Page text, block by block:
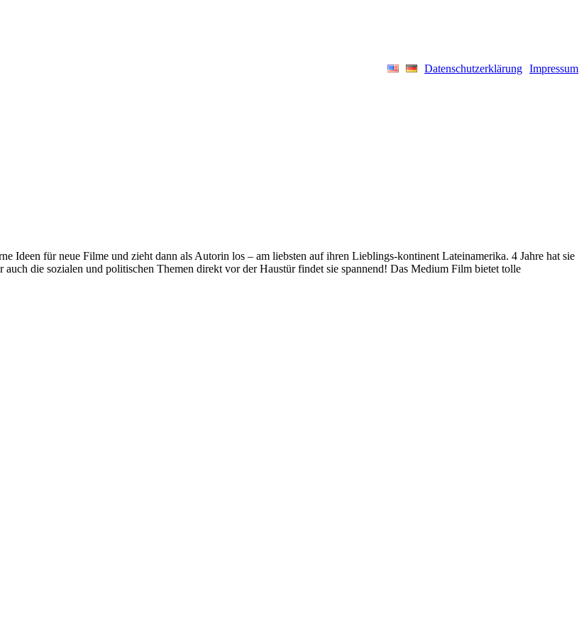
Impressum
Datenschutzerklärung
Ideen für neue Filme und zieht dann als Autorin los – am liebsten auf ihren Lieblings-kontinent Lateinamerika. 4 Jahre hat sie
die sozialen und politischen Themen direkt vor der Haustür findet sie spannend! Das Medium Film bietet tolle